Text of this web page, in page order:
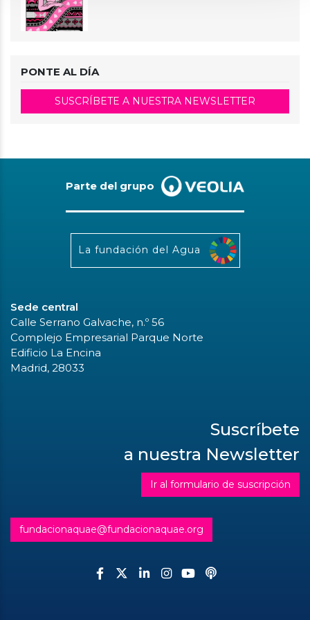
PONTE AL DÍA
SUSCRÍBETE A NUESTRA NEWSLETTER
Parte del grupo
La fundación del Agua
Sede central
Calle Serrano Galvache, n.º 56
Complejo Empresarial Parque Norte
Edificio La Encina
Madrid, 28033
Suscríbete
a nuestra Newsletter
Ir al formulario de suscripción
fundacionaquae@fundacionaquae.org